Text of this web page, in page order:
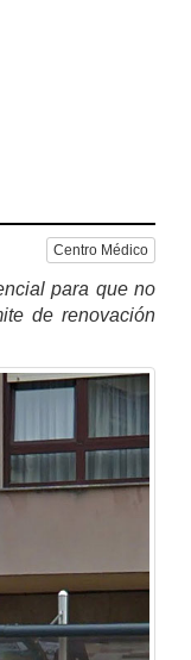
Centro Médico
para que no
de renovación